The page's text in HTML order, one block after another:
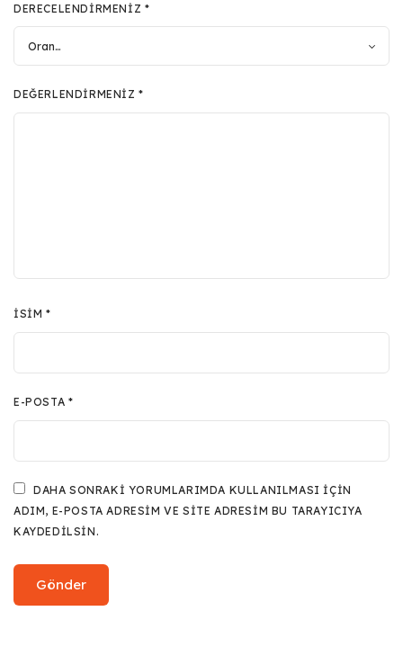
DERECELENDIRMENIZ *
DEĞERLENDIRMENIZ*
İSIM*
E-POSTA *
DAHA SONRAKI YORUMLARIMDA KULLANILMASI IÇIN
ADIM, E-POSTA ADRESIM VE SITE ADRESIM BU TARAYICIYA
KAYDEDILSIN.